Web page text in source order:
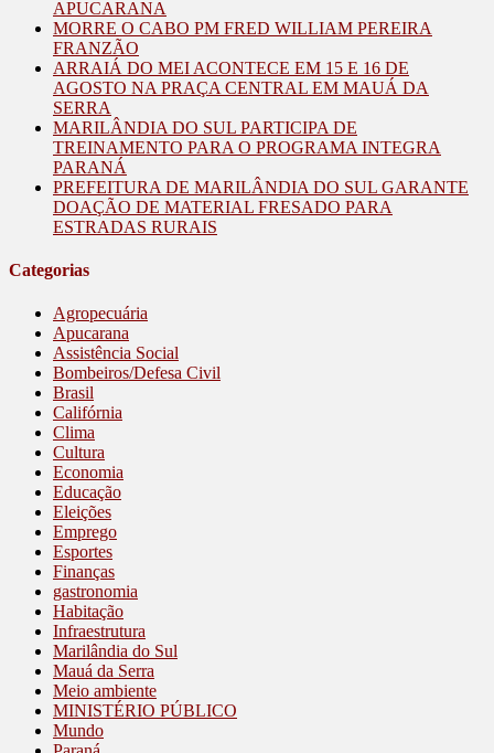
APUCARANA
MORRE O CABO PM FRED WILLIAM PEREIRA
FRANZÃO
ARRAIÁ DO MEI ACONTECE EM 15 E 16 DE
AGOSTO NA PRAÇA CENTRAL EM MAUÁ DA
SERRA
MARILÂNDIA DO SUL PARTICIPA DE
TREINAMENTO PARA O PROGRAMA INTEGRA
PARANÁ
PREFEITURA DE MARILÂNDIA DO SUL GARANTE
DOAÇÃO DE MATERIAL FRESADO PARA
ESTRADAS RURAIS
Categorias
Agropecuária
Apucarana
Assistência Social
Bombeiros/Defesa Civil
Brasil
Califórnia
Clima
Cultura
Economia
Educação
Eleições
Emprego
Esportes
Finanças
gastronomia
Habitação
Infraestrutura
Marilândia do Sul
Mauá da Serra
Meio ambiente
MINISTÉRIO PÚBLICO
Mundo